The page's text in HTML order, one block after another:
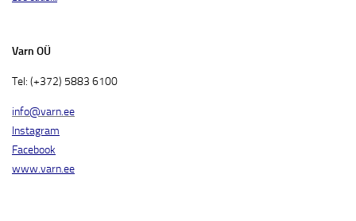
Varn OÜ
Tel: (+372) 5883 6100
info@varn.ee
Instagram
Facebook
www.varn.ee